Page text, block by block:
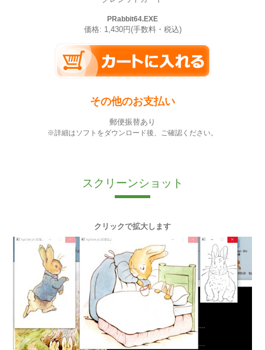
PRabbit64.EXE
価格: 1,430円(手数料・税込)
その他のお支払い
郵便振替あり
※詳細はソフトをダウンロード後、ご確認ください。
スクリーンショット
クリックで拡大します